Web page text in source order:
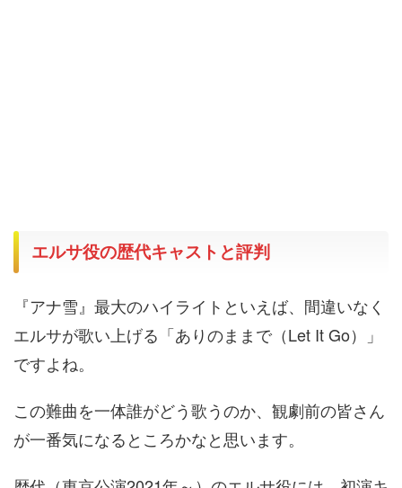
エルサ役の歴代キャストと評判
『アナ雪』最大のハイライトといえば、間違いなく
エルサが歌い上げる「ありのままで（Let It Go）」
ですよね。
この難曲を一体誰がどう歌うのか、観劇前の皆さん
が一番気になるところかなと思います。